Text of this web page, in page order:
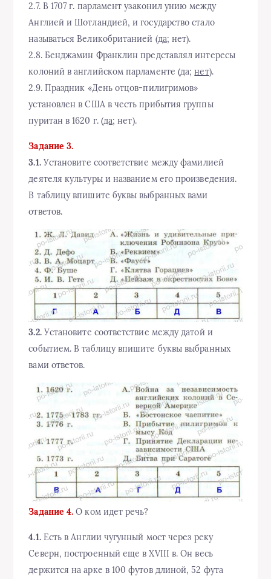
2.7. В 1707 г. парламент узаконил унию между
Англией и Шотландией, и государство стало
называться Великобританией (да; нет).
2.8. Бенджамин Франклин представлял интересы
колоний в английском парламенте (да;нет).
2.9. Праздник «День отцов-пилигримов»
установлен в США в честь прибытия группы
пуритан в 1620 г. (да; нет).
Задание 3.
3.1.Установите соответствие между фамилией
деятеля культуры и названием его произведения.
В таблицу впишите буквы выбранных вами
ответов.
3.2.Установите соответствие между датой и
событием. В таблицу впишите буквы выбранных
вами ответов.
Задание 4. О ком идет речь?
4.1.Есть в Англии чугунный мост через реку
Северн, построенный еще в XVIII в. Он весь
держится на арке в 100 футов длиной, 52 фута